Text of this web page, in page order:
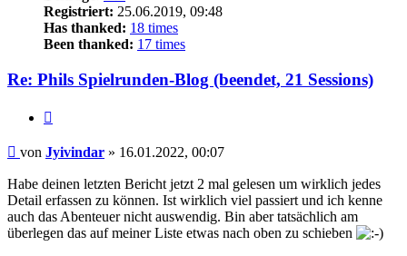
Registriert: 25.06.2019, 09:48
Has thanked: 18 times
Been thanked: 17 times
Re: Phils Spielrunden-Blog (beendet, 21 Sessions)
Beitrag
von Jyivindar » 16.01.2022, 00:07
Habe deinen letzten Bericht jetzt 2 mal gelesen um wirklich jedes
Detail erfassen zu können. Ist wirklich viel passiert und ich kenne
auch das Abenteuer nicht auswendig. Bin aber tatsächlich am
überlegen das auf meiner Liste etwas nach oben zu schieben